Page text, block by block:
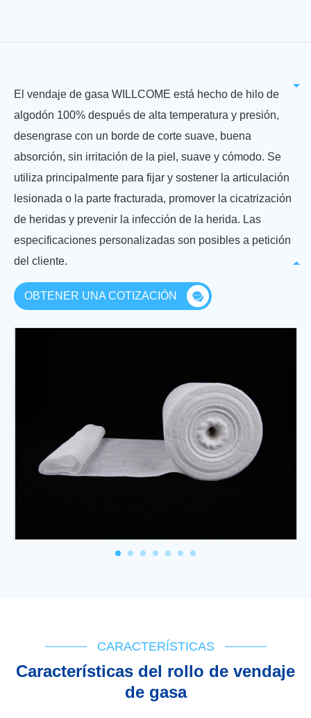
El vendaje de gasa WILLCOME está hecho de hilo de
algodón 100% después de alta temperatura y presión,
desengrase con un borde de corte suave, buena
absorción, sin irritación de la piel, suave y cómodo. Se
utiliza principalmente para fijar y sostener la articulación
lesionada o la parte fracturada, promover la cicatrización
de heridas y prevenir la infección de la herida. Las
especificaciones personalizadas son posibles a petición
del cliente.
OBTENER UNA COTIZACIÓN
CARACTERÍSTICAS
Características del rollo de vendaje
de gasa